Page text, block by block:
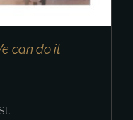
can do it